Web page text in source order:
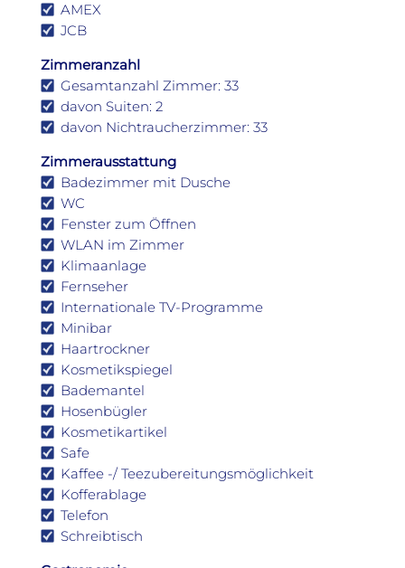
AMEX
JCB
Zimmeranzahl
Gesamtanzahl Zimmer: 33
davon Suiten: 2
davon Nichtraucherzimmer: 33
Zimmerausstattung
Badezimmer mit Dusche
WC
Fenster zum Öffnen
WLAN im Zimmer
Klimaanlage
Fernseher
Internationale TV-Programme
Minibar
Haartrockner
Kosmetikspiegel
Bademantel
Hosenbügler
Kosmetikartikel
Safe
Kaffee -/ Teezubereitungsmöglichkeit
Kofferablage
Telefon
Schreibtisch